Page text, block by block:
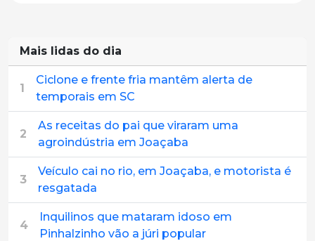
Mais lidas do dia
1
Ciclone e frente fria mantêm alerta de
temporais em SC
2
As receitas do pai que viraram uma
agroindústria em Joaçaba
3
Veículo cai no rio, em Joaçaba, e motorista é
resgatada
4
Inquilinos que mataram idoso em
Pinhalzinho vão a júri popular